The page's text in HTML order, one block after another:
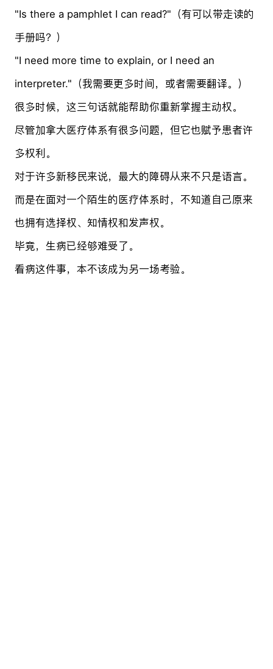
"Is there a pamphlet I can read?"（有可以带走读的
手册吗？）
"I need more time to explain, or I need an
interpreter."（我需要更多时间，或者需要翻译。）
很多时候，这三句话就能帮助你重新掌握主动权。
尽管加拿大医疗体系有很多问题，但它也赋予患者许
多权利。
对于许多新移民来说，最大的障碍从来不只是语言。
而是在面对一个陌生的医疗体系时，不知道自己原来
也拥有选择权、知情权和发声权。
毕竟，生病已经够难受了。
看病这件事，本不该成为另一场考验。